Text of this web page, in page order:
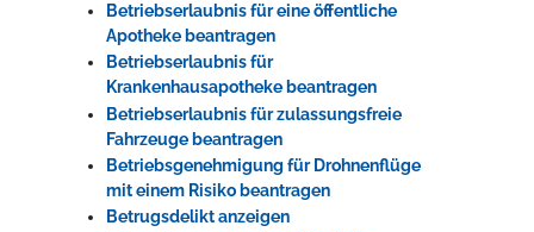
Betriebserlaubnis für eine öffentliche
Apotheke beantragen
Betriebserlaubnis für
Krankenhausapotheke beantragen
Betriebserlaubnis für zulassungsfreie
Fahrzeuge beantragen
Betriebsgenehmigung für Drohnenflüge
mit einem Risiko beantragen
Betrugsdelikt anzeigen